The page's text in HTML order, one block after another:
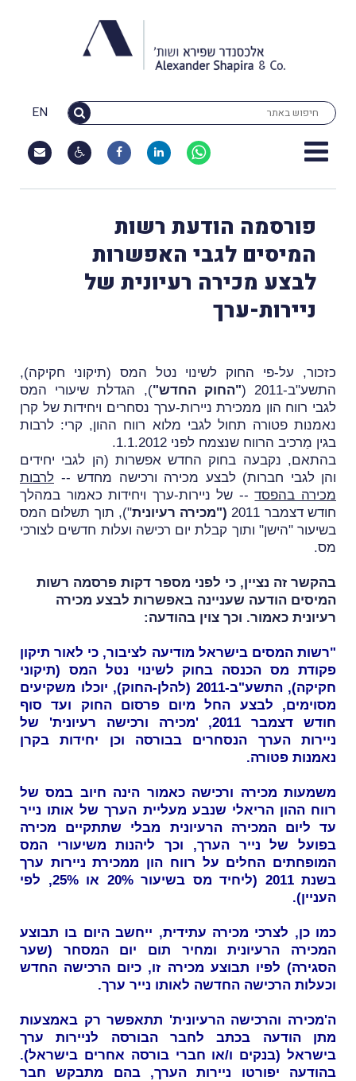
EN
פורסמה הודעת רשות
המיסים לגבי האפשרות
לבצע מכירה רעיונית של
ניירות-ערך
כזכור, על-פי החוק לשינוי נטל המס (תיקוני חקיקה),
התשע"ב-2011 (
"החוק החדש"),
הגדלת שיעורי המס
לגבי רווח הון ממכירת ניירות-ערך נסחרים ויחידות של קרן
נאמנות פטורה תחול לגבי מלוא רווח ההון, קרי: לרבות
בגין מַרכיב הרווח שנצמח לפני 1.1.2012.
בהתאם, נקבעה בחוק החדש אפשרות (הן לגבי יחידים
והן לגבי חברות) לבצע מכירה ורכישה מחדש -- לרבות
מכירה בהפסד-- של ניירות-ערך ויחידות כאמור במהלך
חודש דצמבר 2011
("מכירה רעיונית"), תוך תשלום המס
בשיעור "הישן" ותוך קבלת יום רכישה ועלות חדשים לצורכי
מס.
בהקשר זה נציין, כי לפני מספר דקות פרסמה רשות
המיסים הודעה שעניינה באפשרות לבצע מכירה
רעיונית כאמור. וכך צוין בהודעה:
"רשות המסים בישראל מודיעה לציבור, כי לאור תיקון
פקודת מס הכנסה בחוק לשינוי נטל המס (תיקוני
חקיקה), התשע"ב-2011 (להלן-החוק), יוכלו משקיעים
מסוימים, לבצע החל מיום פרסום החוק ועד סוף
חודש דצמבר 2011, 'מכירה ורכישה רעיונית' של
ניירות הערך הנסחרים בבורסה וכן יחידות בקרן
נאמנות פטורה.
משמעות מכירה ורכישה כאמור הינה חיוב במס של
רווח ההון הריאלי שנבע מעליית הערך של אותו נייר
עד ליום המכירה הרעיונית מבלי שתתקיים מכירה
בפועל של נייר הערך, וכך ליהנות משיעורי המס
המופחתים החלים על רווח הון ממכירת ניירות ערך
בשנת 2011 (ליחיד מס בשיעור 20% או 25%, לפי
העניין).
כמו כן, לצרכי מכירה עתידית, ייחשב היום בו תבוצע
המכירה הרעיונית ומחיר תום יום המסחר (שער
הסגירה) לפיו תבוצע מכירה זו, כיום הרכישה החדש
וכעלות הרכישה החדשה לאותו נייר ערך.
ה'מכירה והרכישה הרעיונית' תתאפשר רק באמצעות
מתן הודעה בכתב לחבר הבורסה לניירות ערך
בישראל (בנקים ו/או חברי בורסה אחרים בישראל).
בהודעה יפורטו ניירות הערך, בהם מתבקש חבר